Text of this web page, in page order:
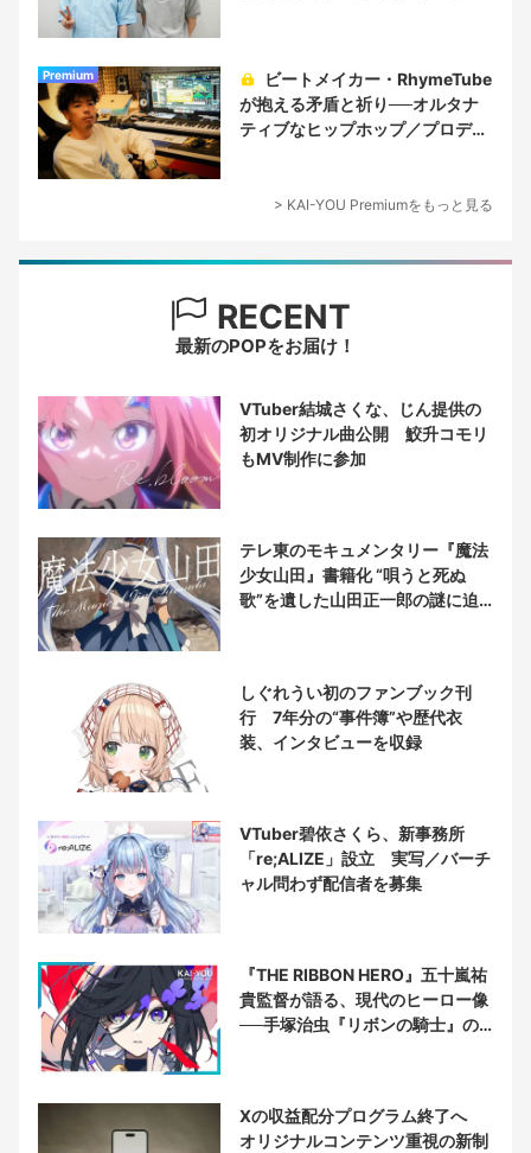
Premium
が抱える矛盾と祈り──オルタナ
ティブなヒップホップ／プロデュ
> KAI-YOU Premiumをもっと見る
RECENT
最新のPOPをお届け！
VTuber結城さくな、じん提供の
初オリジナル曲公開 鮫升コモリ
もMV制作に参加
テレ東のモキュメンタリー『魔法
少女山田』書籍化 “唄うと死ぬ
歌”を遺した山田正一郎の謎に迫
しぐれうい初のファンブック刊
行 7年分の“事件簿”や歴代衣
装、インタビューを収録
VTuber碧依さくら、新事務所
「re;ALIZE」設立 実写／バーチ
ャル問わず配信者を募集
『THE RIBBON HERO』五十嵐祐
貴監督が語る、現代のヒーロー像
──手塚治虫『リボンの騎士』の
Xの収益配分プログラム終了へ
オリジナルコンテンツ重視の新制